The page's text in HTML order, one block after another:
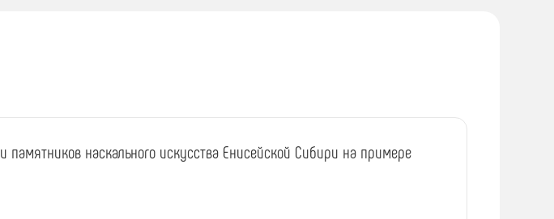
наскального искусства Енисейской Сибири на примере